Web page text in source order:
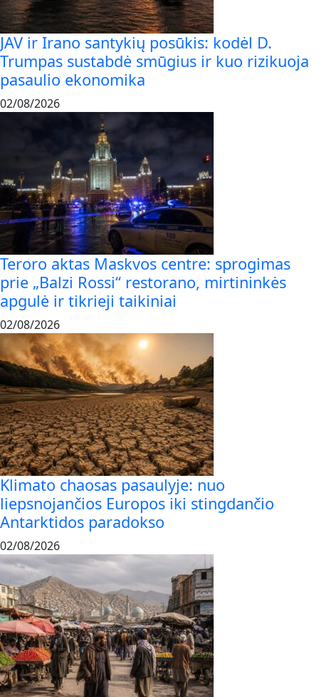
JAV ir Irano santykių posūkis: kodėl D.
Trumpas sustabdė smūgius ir kuo rizikuoja
pasaulio ekonomika
02/08/2026
Teroro aktas Maskvos centre: sprogimas
prie „Balzi Rossi“ restorano, mirtininkės
apgulė ir tikrieji taikiniai
02/08/2026
Klimato chaosas pasaulyje: nuo
liepsnojančios Europos iki stingdančio
Antarktidos paradokso
02/08/2026